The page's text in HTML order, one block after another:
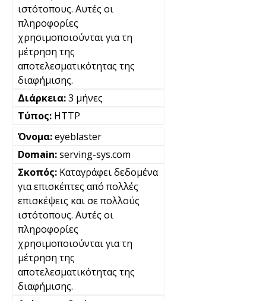
ιστότοπους. Αυτές οι
πληροφορίες
χρησιμοποιούνται για τη
μέτρηση της
αποτελεσματικότητας της
διαφήμισης.
3 μήνες
HTTP
eyeblaster
serving-sys.com
Καταγράφει δεδομένα
για επισκέπτες από πολλές
επισκέψεις και σε πολλούς
ιστότοπους. Αυτές οι
πληροφορίες
χρησιμοποιούνται για τη
μέτρηση της
αποτελεσματικότητας της
διαφήμισης.